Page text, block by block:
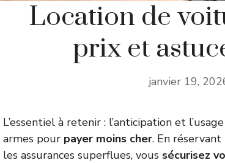
Location de
prix et
janvier 19,
L’essentiel à retenir : l’anticipation et
armes pour payer moins cher. En
les assurances superflues, vous sécurisez